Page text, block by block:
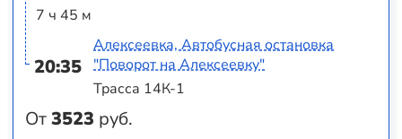
7 ч 45 м
20:35
От3523 руб.
Алексеевка, Автобусная остановка
"Поворот на Алексеевку"
Трасса 14К-1